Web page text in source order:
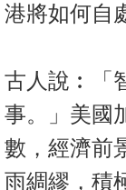
港將如何自
古人說︰「
事。」美國
數，經濟前
雨綢繆，積